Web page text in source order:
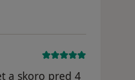
a skoro pred 4